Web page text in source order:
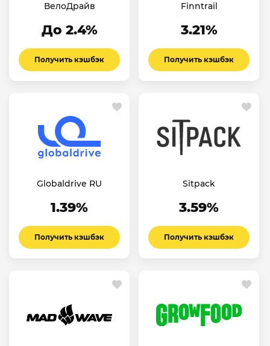
ВелоДрайв
До 2.4%
Получить кэшбэк
Finntrail
3.21%
Получить кэшбэк
Globaldrive RU
1.39%
Получить кэшбэк
Sitpack
3.59%
Получить кэшбэк